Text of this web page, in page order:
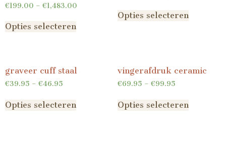
€199.00 – €1,483.00
Opties selecteren
Opties selecteren
graveer cuff staal
€39.95 – €46.95
Opties selecteren
vingerafdruk ceramic
€69.95 – €99.95
Opties selecteren